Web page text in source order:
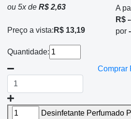
ou 5xde R$ 2,63
Preço a vista: R$ 13,19
A
R$
por
Quantidade:
Comprar
Desinfetante Perfumado